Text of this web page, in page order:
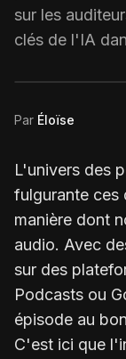
sur les
clés de l'IA
Par Éloïse
L'univers des
fulgurante ces
manière dont
audio. Avec
sur des
Podcasts ou
épisode au
C'est ici que